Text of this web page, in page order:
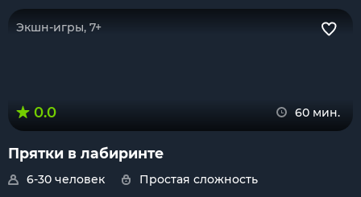
Экшн-игры, 7+
0.0 60 мин.
Прятки в лабиринте
6-30 человек
Простая сложность